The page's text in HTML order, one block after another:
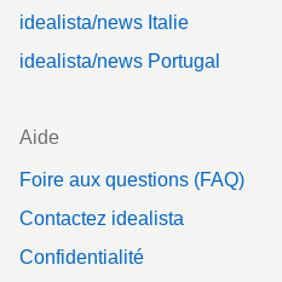
idealista/news Italie
idealista/news Portugal
Aide
Foire aux questions (FAQ)
Contactez idealista
Confidentialité